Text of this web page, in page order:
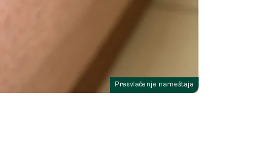
Presvlačenje nameštaja